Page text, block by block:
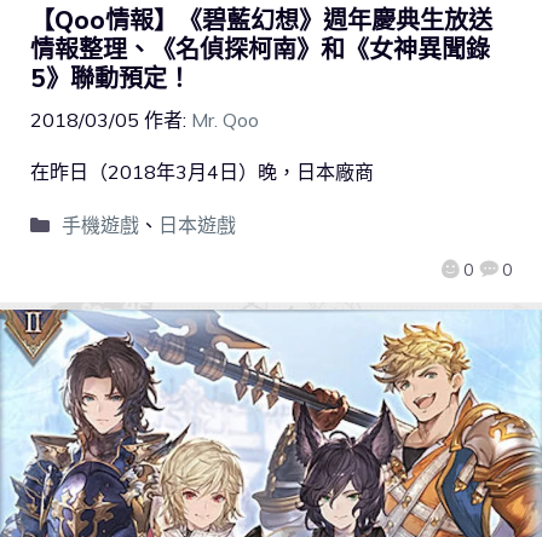
【Qoo情報】《碧藍幻想》週年慶典生放送
情報整理、《名偵探柯南》和《女神異聞錄
5》聯動預定！
2018/03/05 作者: Mr. Qoo
0 0
在昨日（2018年3月4日）晚，日本廠商
手機遊戲、 日本遊戲